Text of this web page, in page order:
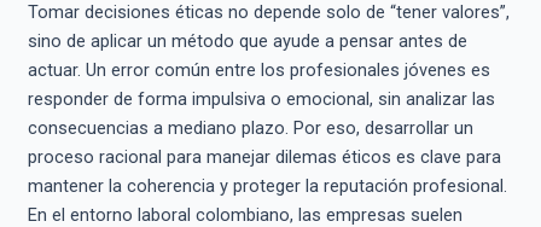
Tomar decisiones éticas no depende solo de “tener valores”,
sino de aplicar un método que ayude a pensar antes de
actuar. Un error común entre los profesionales jóvenes es
responder de forma impulsiva o emocional, sin analizar las
consecuencias a mediano plazo. Por eso, desarrollar un
proceso racional para manejar dilemas éticos es clave para
mantener la coherencia y proteger la reputación profesional.
En el entorno laboral colombiano, las empresas suelen